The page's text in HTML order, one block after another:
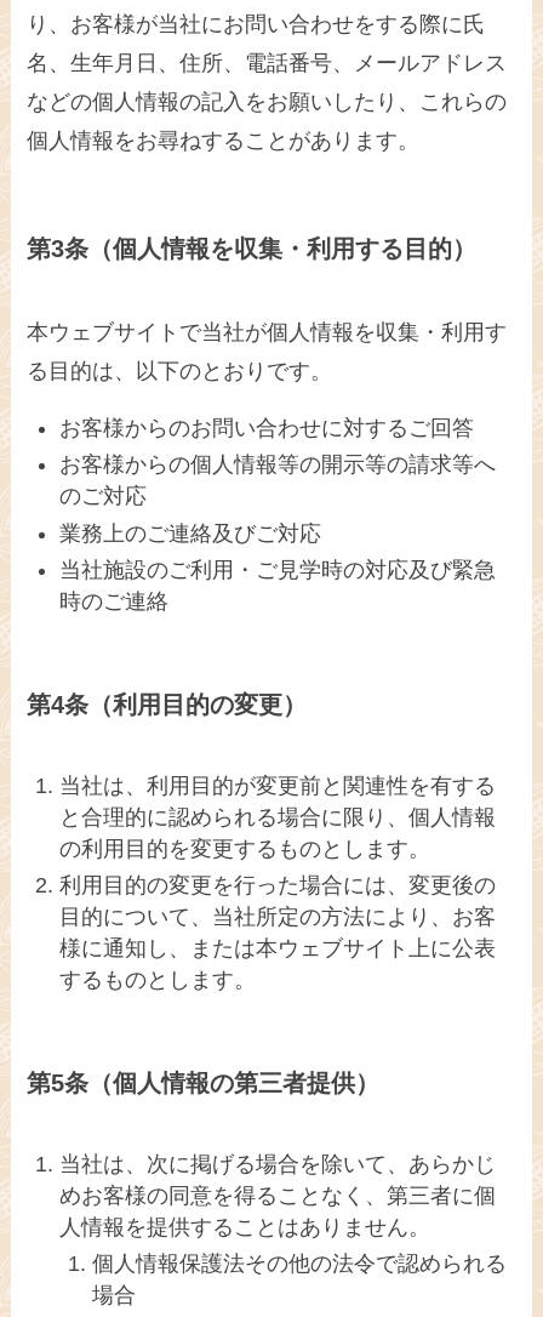
り、お客様が当社にお問い合わせをする際に氏
名、生年月日、住所、電話番号、メールアドレス
などの個人情報の記入をお願いしたり、これらの
個人情報をお尋ねすることがあります。
第3条（個人情報を収集・利用する目的）
本ウェブサイトで当社が個人情報を収集・利用す
る目的は、以下のとおりです。
お客様からのお問い合わせに対するご回答
お客様からの個人情報等の開示等の請求等へ
のご対応
業務上のご連絡及びご対応
当社施設のご利用・ご見学時の対応及び緊急
時のご連絡
第4条（利用目的の変更）
当社は、利用目的が変更前と関連性を有する
と合理的に認められる場合に限り、個人情報
の利用目的を変更するものとします。
利用目的の変更を行った場合には、変更後の
目的について、当社所定の方法により、お客
様に通知し、または本ウェブサイト上に公表
するものとします。
第5条（個人情報の第三者提供）
当社は、次に掲げる場合を除いて、あらかじ
めお客様の同意を得ることなく、第三者に個
人情報を提供することはありません。
個人情報保護法その他の法令で認められる
場合